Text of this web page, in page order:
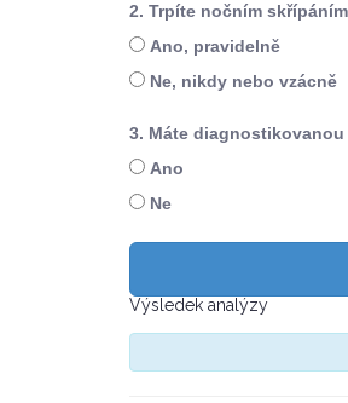
2. Trpíte nočním
Ano, pravidelně
Ne, nikdy nebo vzácně
3. Máte
Ano
Ne
Výsledek analýzy